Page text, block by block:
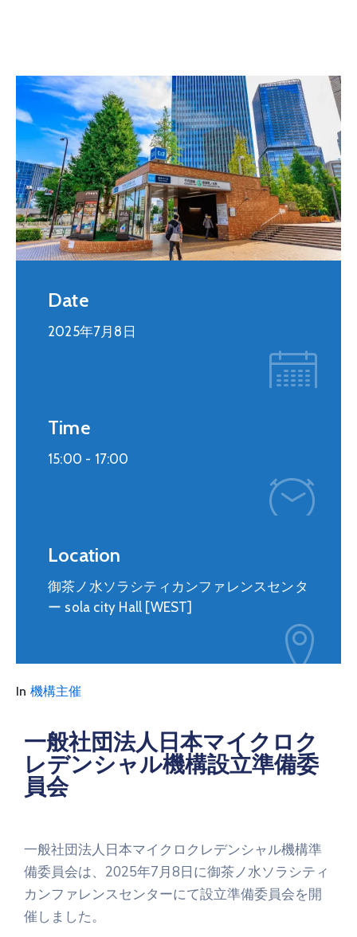
Date
2025年7月8日
Time
15:00 - 17:00
Location
御茶ノ水ソラシティカンファレンスセンタ
ー sola city Hall [WEST]
In 機構主催
一般社団法人日本マイクロク
レデンシャル機構設立準備委
員会
一般社団法人日本マイクロクレデンシャル機構準
備委員会は、2025年7月8日に御茶ノ水ソラシティ
カンファレンスセンターにて設立準備委員会を開
催しました。